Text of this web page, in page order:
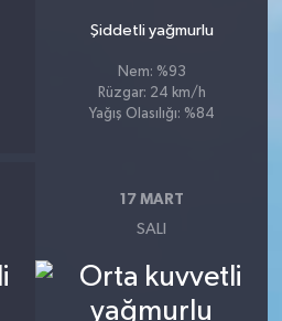
Şiddetli yağmurlu
Nem: %93
Rüzgar: 24 km/h
Yağış Olasılığı: %84
17 MART
SALI